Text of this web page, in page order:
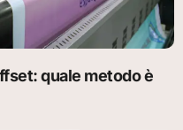
quale metodo è